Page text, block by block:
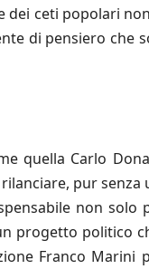
ceti popolari
di pensiero che
quella Carlo
pur senza
non
progetto politico
Franco Marini